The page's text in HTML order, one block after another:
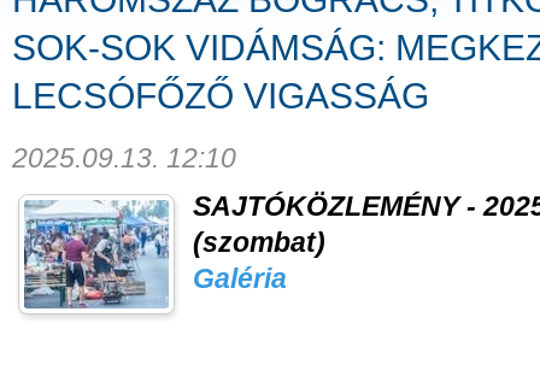
SOK-SOK VIDÁMSÁG:
LECSÓFŐZŐ VIGASSÁG
2025.09.13. 12:10
SAJTÓKÖZLEMÉNY -
(szombat)
Galéria